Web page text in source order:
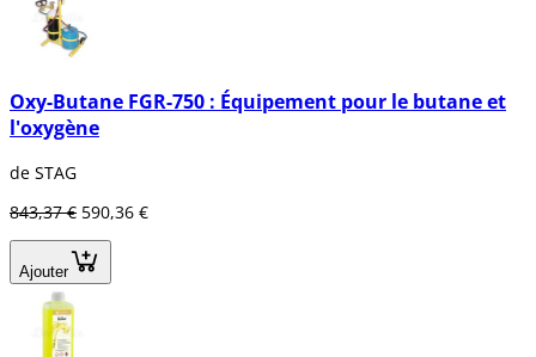
Oxy-Butane FGR-750 : Équipement pour le butane et
l'oxygène
de STAG
843,37 € 590,36 €
Ajouter